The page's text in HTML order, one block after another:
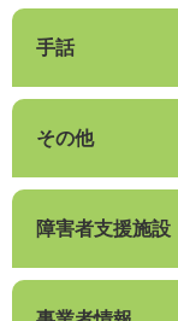
手話
その他
障害者支援施設